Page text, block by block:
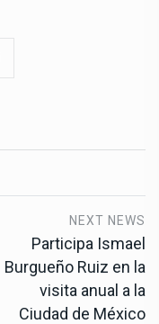
NEXT NEWS
Participa Ismael
Burgueño Ruiz en la
visita anual a la
Ciudad de México